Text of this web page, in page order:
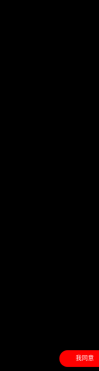
我同意